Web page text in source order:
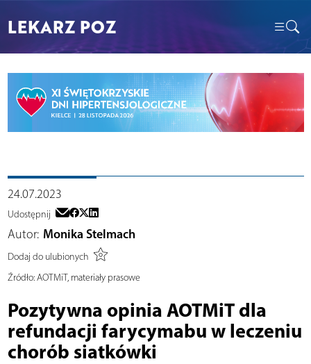
LEKARZ POZ
24.07.2023
Udostępnij
Autor: Monika Stelmach
Dodaj do ulubionych
Źródło:AOTMiT, materiały prasowe
Pozytywna opinia AOTMiT dla
refundacji farycymabu w leczeniu
chorób siatkówki